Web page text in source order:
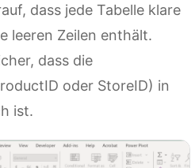
dass jede Tabelle klare
leeren Zeilen enthält.
dass die
oder StoreID) in
ist.